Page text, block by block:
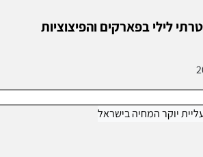
לילי בפארקים והפיצוציות